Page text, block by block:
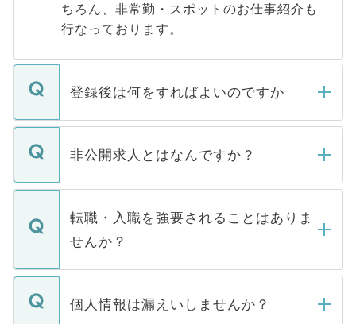
ちろん、非常勤・スポットのお仕事紹介も
行なっております。
登録後は何をすればよいのですか
ご登録いただきましたら、弊社担当者がご
登録内容を確認し、その後メールもしくは
ます。通常、5営業日以内にはご連絡をせて
いただきますので、しばらくお待ちくださ
非公開求人とはなんですか？
マイナビDOCTORで取り扱っている求人の
うち約3割は、Webサイトからご覧いただ
けない「非公開求人」です。非公開求人は
下記の理由によって、一般には公開してい
ません。
■応募殺到を避けるため 人気のある医療機
転職・入職を強要されることはありま
せんか？
転職・入職を強要することは一切ありませ
ん。また、仮に応募先から内定をいただい
個人情報は漏えいしませんか？